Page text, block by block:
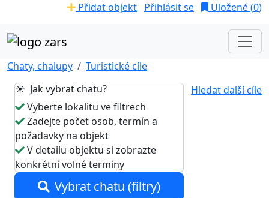
Přidat objekt Přihlásit se Uložené (0)
Chaty, chalupy
Turistické cíle
Hledat další cíle
☀️ Jak vybrat chatu?
Vyberte lokalitu ve filtrech
Zadejte počet osob, termín a
požadavky na objekt
V detailu objektu si zobrazte
konkrétní volné termíny
Vybrat chatu (filtry)